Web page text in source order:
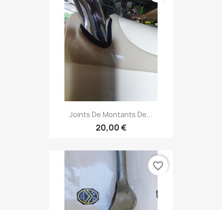
Joints De Montants De...
20,00 €
favorite_border